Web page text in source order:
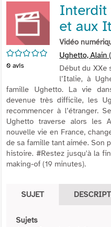
/5
0 avis
Interdit
et aux
Vidéo
Ughetto, Alain
Début du XXe
l’Italie, à
famille Ughetto. La vie
devenue très difficile, les
recommencer à l’étranger.
Ughetto traverse alors les
nouvelle vie en France,
de sa famille tant aimée. Son
histoire. #Restez jusqu'à la
making-of (19 minutes).
SUJET
Sujets